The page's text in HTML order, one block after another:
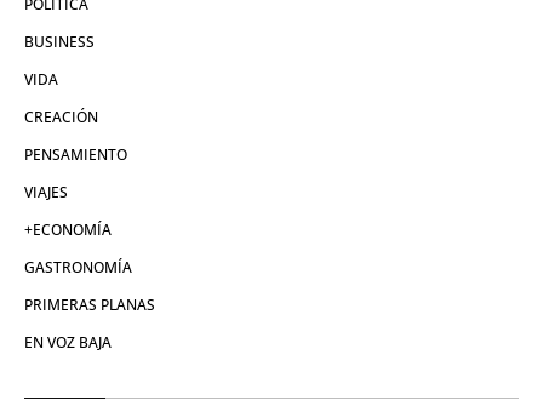
BUSINESS
VIDA
CREACIÓN
PENSAMIENTO
VIAJES
+ECONOMÍA
GASTRONOMÍA
PRIMERAS PLANAS
EN VOZ BAJA